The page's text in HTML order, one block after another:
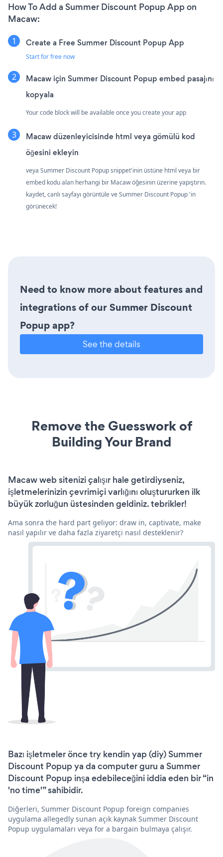
How To Add a Summer Discount Popup App on
Macaw:
Create a Free Summer Discount Popup App
Start for free now
Macaw için Summer Discount Popup embed pasajını
kopyala
Your code block will be available once you create your app
Macaw düzenleyicisinde html veya gömülü kod
öğesini ekleyin
veya Summer Discount Popup snippet'inin üstüne html veya bir
embed kodu alan herhangi bir Macaw öğesinin üzerine yapıştırın.
kaydet, canlı sayfayı görüntüle ve Summer Discount Popup 'in
görünecek!
Need to know more about features and
integrations of our Summer Discount
Popup app?
See the details
Remove the Guesswork of
Building Your Brand
Macaw web sitenizi çalışır hale getirdiyseniz,
işletmelerinizin çevrimiçi varlığını oluştururken ilk
büyük zorluğun üstesinden geldiniz. tebrikler!
Ama sonra the hard part geliyor: draw in, captivate, make
nasıl yapılır ve daha fazla ziyaretçi nasıl desteklenir?
Bazı işletmeler önce try kendin yap (diy) Summer
Discount Popup ya da computer guru a Summer
Discount Popup inşa edebileceğini iddia eden bir “in
'no time'” sahibidir.
Diğerleri, Summer Discount Popup foreign companies
uygulama allegedly sunan açık kaynak Summer Discount
Popup uygulamaları veya for a bargain bulmaya çalışır.